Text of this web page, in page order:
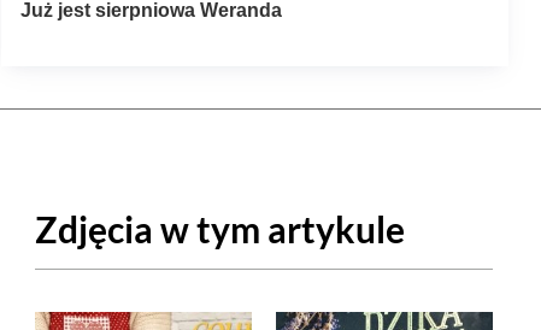
Zdjęcia w tym artykule